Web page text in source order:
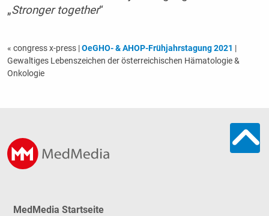
„Stronger together“
« congress x-press |OeGHO- & AHOP-Frühjahrstagung 2021 |
Gewaltiges Lebenszeichen der österreichischen Hämatologie &
Onkologie
MedMedia Startseite